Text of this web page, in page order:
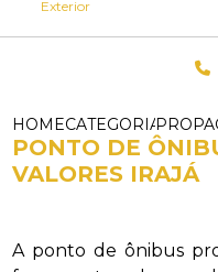
HOMECATEGORIAS
PONTO DE
VALORES IRAJÁ
A ponto de ônibus